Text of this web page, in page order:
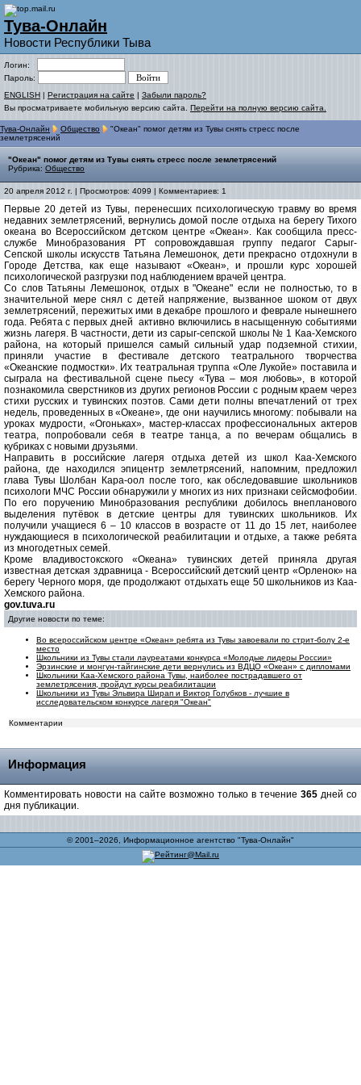
Тува-Онлайн
Новости Республики Тыва
Логин:
Пароль:
ENGLISH | Регистрация на сайте | Забыли пароль?
Вы просматриваете мобильную версию сайта. Перейти на полную версию сайта.
Тува-Онлайн Общество
"Океан" помог детям из Тувы снять стресс после
землетрясений
"Океан" помог детям из Тувы снять стресс после землетрясений
Рубрика: Общество
20 апреля 2012 г. | Просмотров: 4099 | Комментариев: 1
Первые 20 детей из Тувы, перенесших психологическую травму во время
недавних землетрясений, вернулись домой после отдыха на берегу Тихого
океана во Всероссийском детском центре «Океан». Как сообщила пресс-
службе Минобразования РТ сопровождавшая группу педагог Сарыг-
Сепской школы искусств Татьяна Лемешонок, дети прекрасно отдохнули в
Городе Детства, как еще называют «Океан», и прошли курс хорошей
психологической разгрузки под наблюдением врачей центра.
Со слов Татьяны Лемешонок, отдых в "Океане" если не полностью, то в
значительной мере снял с детей напряжение, вызванное шоком от двух
землетрясений, пережитых ими в декабре прошлого и феврале нынешнего
года. Ребята с первых дней активно включились в насыщенную событиями
жизнь лагеря. В частности, дети из сарыг-сепской школы № 1 Каа-Хемского
района, на который пришелся самый сильный удар подземной стихии,
приняли участие в фестивале детского театрального творчества
«Океанские подмостки». Их театральная труппа «Оле Лукойе» поставила и
сыграла на фестивальной сцене пьесу «Тува – моя любовь», в которой
познакомила сверстников из других регионов России с родным краем через
стихи русских и тувинских поэтов. Сами дети полны впечатлений от трех
недель, проведенных в «Океане», где они научились многому: побывали на
уроках мудрости, «Огоньках», мастер-классах профессиональных актеров
театра, попробовали себя в театре танца, а по вечерам общались в
кубриках с новыми друзьями.
Направить в российские лагеря отдыха детей из школ Каа-Хемского
района, где находился эпицентр землетрясений, напомним, предложил
глава Тувы Шолбан Кара-оол после того, как обследовавшие школьников
психологи МЧС России обнаружили у многих из них признаки сейсмофобии.
По его поручению Минобразования республики добилось внепланового
выделения путёвок в детские центры для тувинских школьников. Их
получили учащиеся 6 – 10 классов в возрасте от 11 до 15 лет, наиболее
нуждающиеся в психологической реабилитации и отдыхе, а также ребята
из многодетных семей.
Кроме владивостокского «Океана» тувинских детей приняла другая
известная детская здравница - Всероссийский детский центр «Орленок» на
берегу Черного моря, где продолжают отдыхать еще 50 школьников из Каа-
Хемского района.
gov.tuva.ru
Другие новости по теме:
Во всероссийском центре «Океан» ребята из Тувы завоевали по стрит-болу 2-е
место
Школьники из Тувы стали лауреатами конкурса «Молодые лидеры России»
Эрзинские и монгун-тайгинские дети вернулись из ВДЦО «Океан» с дипломами
Школьники Каа-Хемского района Тувы, наиболее пострадавшего от
землетрясения, пройдут курсы реабилитации
Школьники из Тувы Эльвира Ширап и Виктор Голубков - лучшие в
исследовательском конкурсе лагеря "Океан"
Комментарии
Информация
Комментировать новости на сайте возможно только в течение 365 дней со
дня публикации.
© 2001–2026, Информационное агентство "Тува-Онлайн"